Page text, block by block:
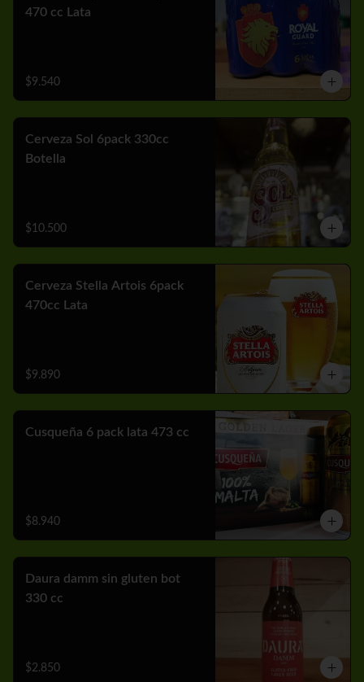
470 cc Lata
$9.540
Cerveza Sol 6pack 330cc
Botella
$10.500
Cerveza Stella Artois 6pack
470cc Lata
$9.890
Cusqueña 6 pack lata 473 cc
$8.940
Daura damm sin gluten bot
330 cc
$2.850